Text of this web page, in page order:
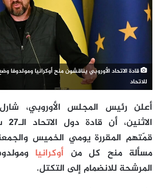
قادة الاتحاد الأوروبي يناقشون منح أوكرانيا ومولدوفا
للاتحاد
أعلن رئيس المجلس الأوروبي،
قمّتهم المقررة يومي الخميس
مسألة منح كل من أوكرانيا
المرشحة للانضمام إلى التكتل.